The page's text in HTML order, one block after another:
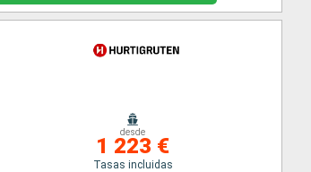
desde
1 223 €
Tasas incluidas